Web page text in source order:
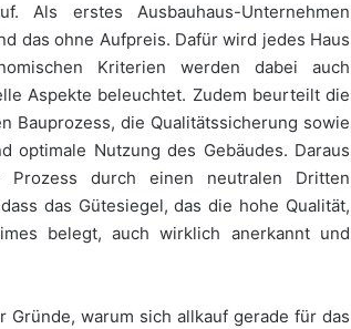
Als erstes Ausbauhaus-Unternehmen
das ohne Aufpreis. Dafür wird jedes Haus
Kriterien werden dabei auch
Aspekte beleuchtet. Zudem beurteilt die
Bauprozess, die Qualitätssicherung sowie
optimale Nutzung des Gebäudes. Daraus
Prozess durch einen neutralen Dritten
das Gütesiegel, das die hohe Qualität,
belegt, auch wirklich anerkannt und
warum sich allkauf gerade für das